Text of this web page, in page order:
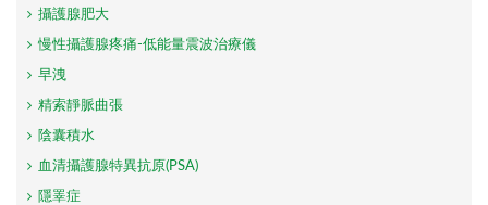
攝護腺肥大
慢性攝護腺疼痛-低能量震波治療儀
早洩
精索靜脈曲張
陰囊積水
血清攝護腺特異抗原(PSA)
隱睪症